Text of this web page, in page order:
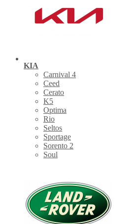
KIA
Carnival 4
Ceed
Cerato
K5
Optima
Rio
Seltos
Sportage
Sorento 2
Soul